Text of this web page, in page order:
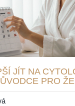
JÍT NA
PRO